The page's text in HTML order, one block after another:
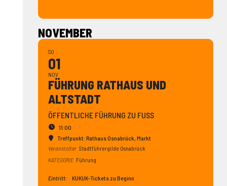
NOVEMBER
SO
01
NOV
FÜHRUNG RATHAUS UND
ALTSTADT
ÖFFENTLICHE FÜHRUNG ZU FUSS
11:00
Treffpunkt: Rathaus Osnabrück, Markt
Veranstalter Stadtführergilde Osnabrück
KATEGORIE Führung
Eintritt: KUKUK-Tickets zu Beginn